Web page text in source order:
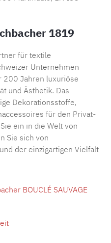
1819
für textile
Unternehmen
200 Jahren luxuriöse
und Ästhetik. Das
Dekorationsstoffe,
für den Privat-
ein in die Welt von
Sie sich von
der einzigartigen Vielfalt
BOUCLÉ SAUVAGE